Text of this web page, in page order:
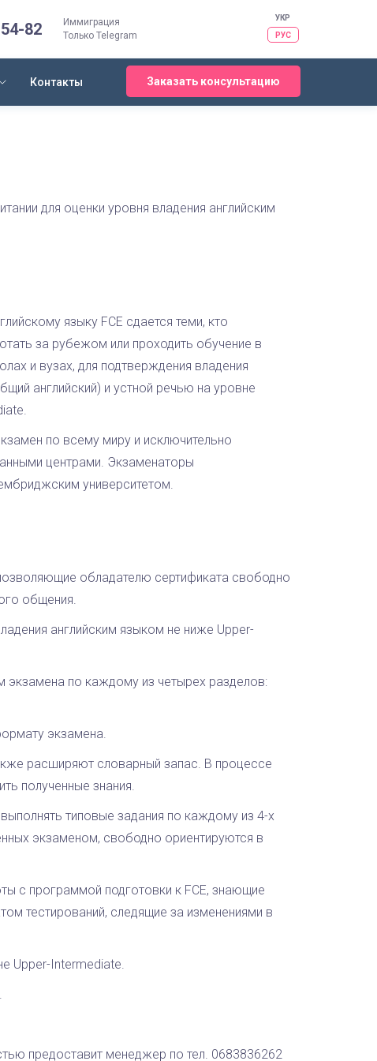
82
Иммиграция
Только Telegram
УКР
РУС
Контакты Заказать консультацию
для оценки уровня владения английским
языку FCE сдается теми, кто
за рубежом или проходить обучение в
и вузах, для подтверждения владения
английский) и устной речью на уровне
по всему миру и исключительно
центрами. Экзаменаторы
университетом.
обладателю сертификата свободно
общения.
английским языком не ниже Upper-
экзамена по каждому из четырех разделов:
экзамена.
расширяют словарный запас. В процессе
полученные знания.
типовые задания по каждому из 4-х
экзаменом, свободно ориентируются в
с программой подготовки к FCE, знающие
тестирований, следящие за изменениями в
Upper-Intermediate.
предоставит менеджер по тел. 0683836262